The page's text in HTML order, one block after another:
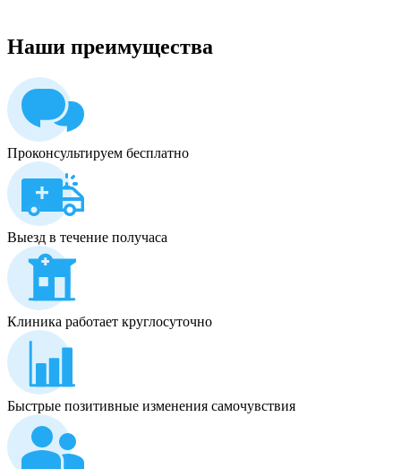
Наши преимущества
Проконсультируем бесплатно
Выезд в течение получаса
Клиника работает круглосуточно
Быстрые позитивные изменения самочувствия